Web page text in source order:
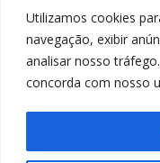
Utilizamos cookies
navegação, exibir
analisar nosso
concorda com nosso
Política
FIQUE CONECTADO